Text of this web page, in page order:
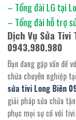
– Tổng đài LG tại
– Tổng đài hỗ trợ
Dịch Vụ Sửa Tivi
0943.980.980
Bạn đang gặp vấn đề
chữa chuyên nghiệp
sửa tivi Long Biên
giải pháp sửa chữa
phục mọi sự cố với